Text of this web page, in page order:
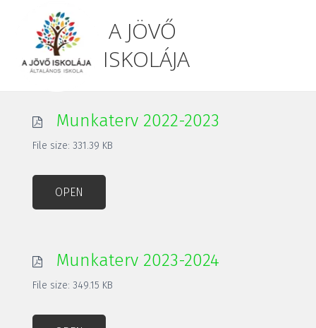
A JÖVŐ
ISKOLÁJA
Munkaterv 2022-2023
File size: 331.39 KB
OPEN
Munkaterv 2023-2024
File size: 349.15 KB